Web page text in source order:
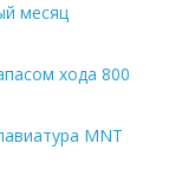
месяц
хода 800
MNT